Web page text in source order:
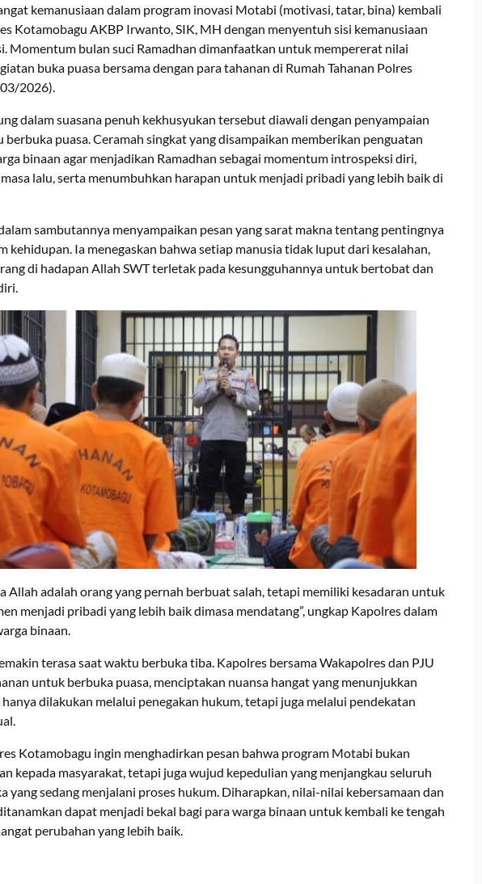
kemanusiaan dalam program inovasi Motabi (motivasi, tatar, bina) kembali
Kotamobagu AKBP Irwanto, SIK, MH dengan menyentuh sisi kemanusiaan
Momentum bulan suci Ramadhan dimanfaatkan untuk mempererat nilai
buka puasa bersama dengan para tahanan di Rumah Tahanan Polres
2026).
dalam suasana penuh kekhusyukan tersebut diawali dengan penyampaian
puasa. Ceramah singkat yang disampaikan memberikan penguatan
binaan agar menjadikan Ramadhan sebagai momentum introspeksi diri,
lalu, serta menumbuhkan harapan untuk menjadi pribadi yang lebih baik di
sambutannya menyampaikan pesan yang sarat makna tentang pentingnya
kehidupan. Ia menegaskan bahwa setiap manusia tidak luput dari kesalahan,
di hadapan Allah SWT terletak pada kesungguhannya untuk bertobat dan
Allah adalah orang yang pernah berbuat salah, tetapi memiliki kesadaran untuk
menjadi pribadi yang lebih baik dimasa mendatang”, ungkap Kapolres dalam
binaan.
terasa saat waktu berbuka tiba. Kapolres bersama Wakapolres dan PJU
untuk berbuka puasa, menciptakan nuansa hangat yang menunjukkan
dilakukan melalui penegakan hukum, tetapi juga melalui pendekatan
Kotamobagu ingin menghadirkan pesan bahwa program Motabi bukan
kepada masyarakat, tetapi juga wujud kepedulian yang menjangkau seluruh
yang sedang menjalani proses hukum. Diharapkan, nilai-nilai kebersamaan dan
dapat menjadi bekal bagi para warga binaan untuk kembali ke tengah
perubahan yang lebih baik.